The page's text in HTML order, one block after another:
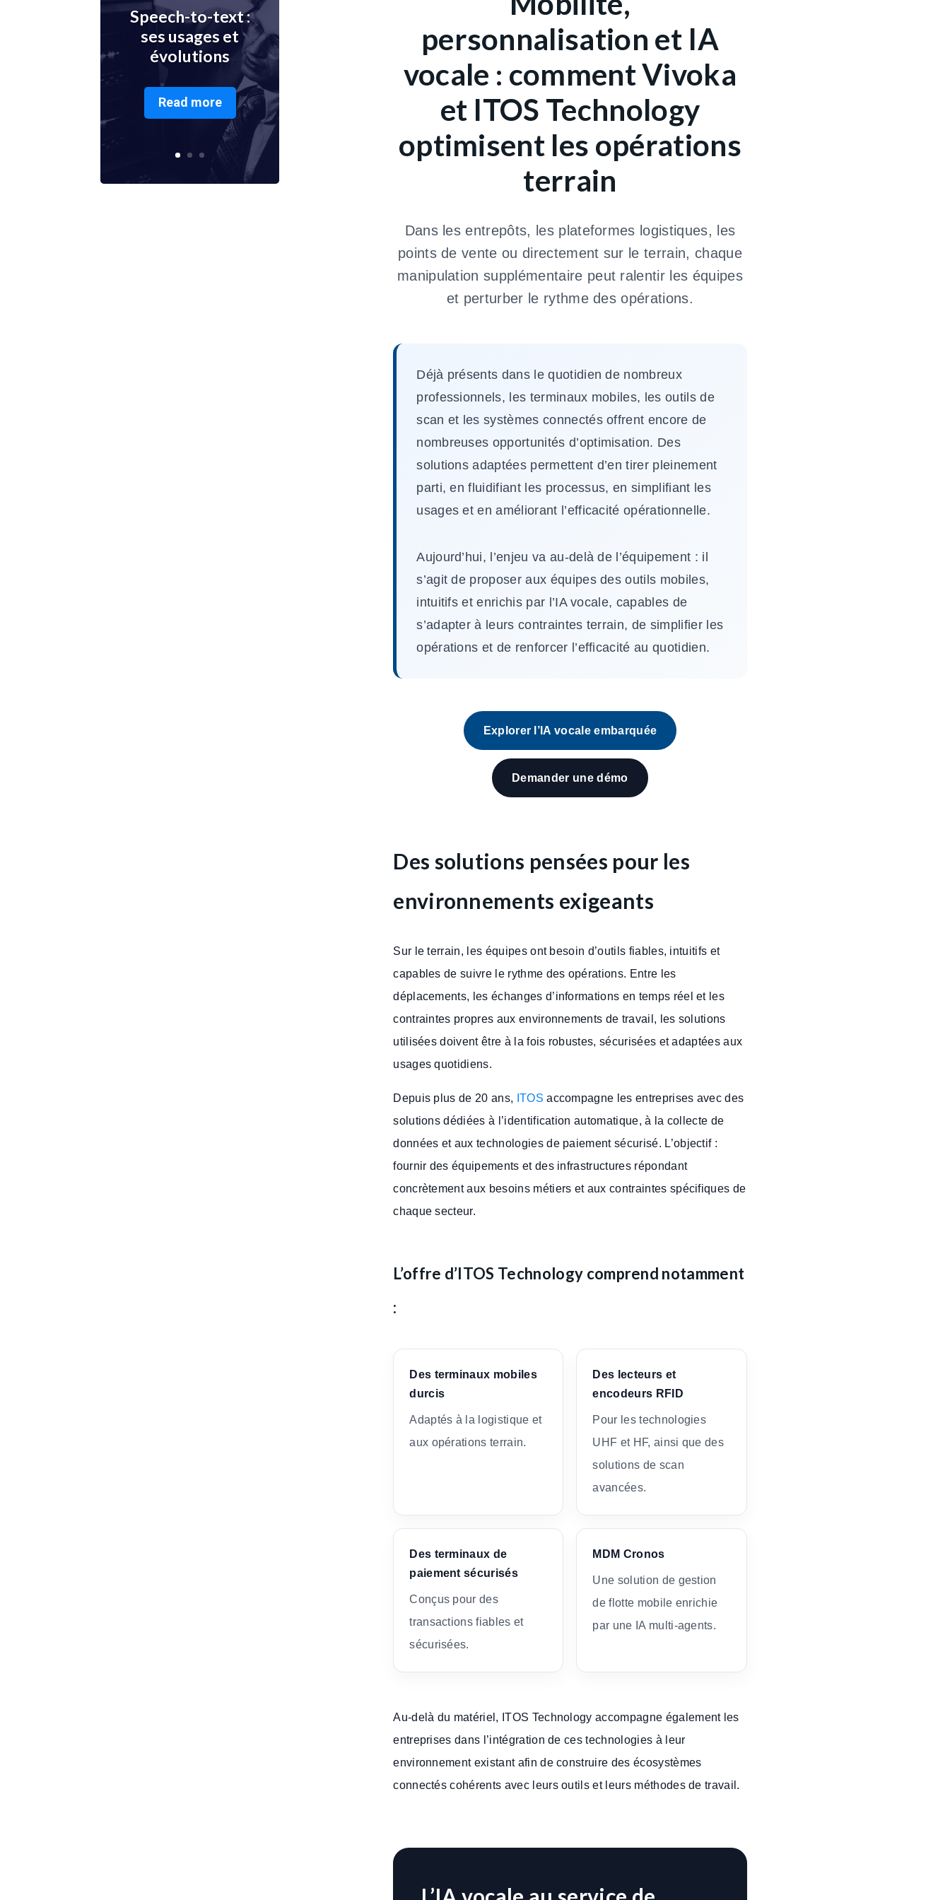
Speech-to-text :
ses usages et
évolutions
Read more
personnalisation et IA
vocale : comment Vivoka
et ITOS Technology
optimisent les opérations
terrain
Dans les entrepôts, les plateformes logistiques, les
points de vente ou directement sur le terrain, chaque
manipulation supplémentaire peut ralentir les équipes
et perturber le rythme des opérations.
Déjà présents dans le quotidien de nombreux
professionnels, les terminaux mobiles, les outils de
scan et les systèmes connectés offrent encore de
nombreuses opportunités d’optimisation. Des
solutions adaptées permettent d’en tirer pleinement
parti, en fluidifiant les processus, en simplifiant les
usages et en améliorant l’efficacité opérationnelle.
Aujourd’hui, l’enjeu va au-delà de l’équipement : il
s’agit de proposer aux équipes des outils mobiles,
intuitifs et enrichis par l’IA vocale, capables de
s’adapter à leurs contraintes terrain, de simplifier les
opérations et de renforcer l’efficacité au quotidien.
Explorer l’IA vocale embarquée
Demander une démo
Des solutions pensées pour les
environnements exigeants
Sur le terrain, les équipes ont besoin d’outils fiables, intuitifs et
capables de suivre le rythme des opérations. Entre les
déplacements, les échanges d’informations en temps réel et les
contraintes propres aux environnements de travail, les solutions
utilisées doivent être à la fois robustes, sécurisées et adaptées aux
usages quotidiens.
Depuis plus de 20 ans, ITOS accompagne les entreprises avec des
solutions dédiées à l’identification automatique, à la collecte de
données et aux technologies de paiement sécurisé. L’objectif :
fournir des équipements et des infrastructures répondant
concrètement aux besoins métiers et aux contraintes spécifiques de
chaque secteur.
L’offre d’ITOS Technology comprend notamment
:
Des terminaux mobiles
durcis
Adaptés à la logistique et
aux opérations terrain.
Des lecteurs et
encodeurs RFID
Pour les technologies
UHF et HF, ainsi que des
solutions de scan
avancées.
Des terminaux de
paiement sécurisés
Conçus pour des
transactions fiables et
sécurisées.
MDM Cronos
Une solution de gestion
de flotte mobile enrichie
par une IA multi-agents.
Au-delà du matériel, ITOS Technology accompagne également les
entreprises dans l’intégration de ces technologies à leur
environnement existant afin de construire des écosystèmes
connectés cohérents avec leurs outils et leurs méthodes de travail.